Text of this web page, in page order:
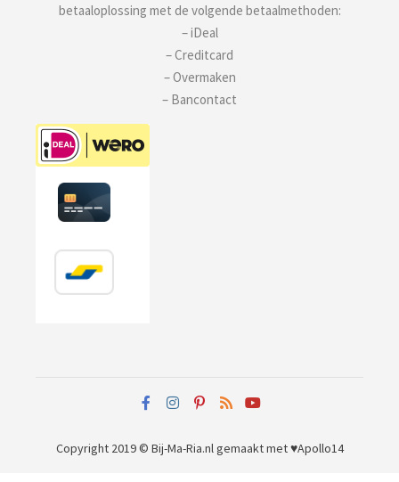
betaaloplossing met de volgende betaalmethoden:
– iDeal
– Creditcard
– Overmaken
– Bancontact
Copyright 2019 © Bij-Ma-Ria.nlgemaakt met ♥Apollo14